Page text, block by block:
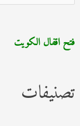
ل
ح
ع
فتح اقفال الكويت
تصنيفات